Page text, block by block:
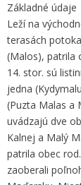
Základné údaje
Leží na
terasách
(Malos), patrila
14. stor. sú
jedna
(Puzta Malas a
uvádzajú dve
Kalnej a Malý
patrila obec
zaoberali